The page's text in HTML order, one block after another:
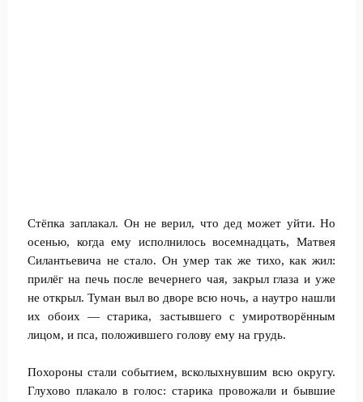
Стёпка заплакал. Он не верил, что дед может уйти. Но
осенью, когда ему исполнилось восемнадцать, Матвея
Силантьевича не стало. Он умер так же тихо, как жил:
прилёг на печь после вечернего чая, закрыл глаза и уже
не открыл. Туман выл во дворе всю ночь, а наутро нашли
их обоих — старика, застывшего с умиротворённым
лицом, и пса, положившего голову ему на грудь.
Похороны стали событием, всколыхнувшим всю округу.
Глухово плакало в голос: старика провожали и бывшие